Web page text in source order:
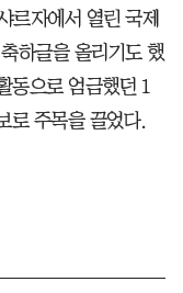
르자에서 열린 국제
하글을 올리기도 했
동으로 엄금했던 1
로 주목을 끌었다.